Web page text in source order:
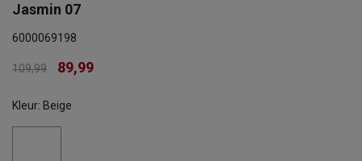
Jasmin 07
6000069198
109,99 89,99
Kleur: Beige